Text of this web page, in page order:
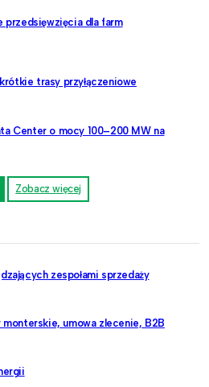
przedsięwzięcia dla farm
trasy przyłączeniowe
Center o mocy 100–200 MW na
Zobacz więcej
zespołami sprzedaży
umowa zlecenie, B2B